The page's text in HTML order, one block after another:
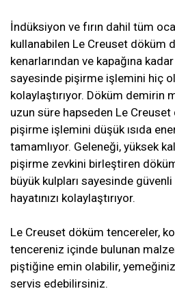
İndüksiyon ve fırın dahil tüm
kullanabilen Le Creuset döküm
kenarlarından ve kapağına
sayesinde pişirme işlemini hiç
kolaylaştırıyor. Döküm demirin
uzun süre hapseden Le
pişirme işlemini düşük ısıda
tamamlıyor. Geleneği, yüksek
pişirme zevkini birleştiren
büyük kulpları sayesinde
hayatınızı kolaylaştırıyor.
Le Creuset döküm tencereler,
tencereniz içinde bulunan
piştiğine emin olabilir,
servis edebilirsiniz.